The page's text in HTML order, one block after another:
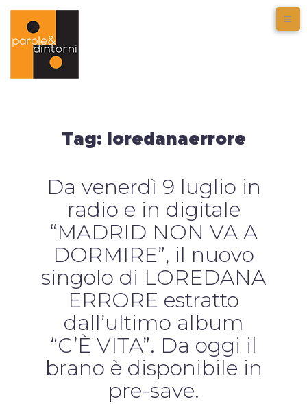
Tag: loredanaerrore
Da venerdì 9 luglio in
radio e in digitale
“MADRID NON VA A
DORMIRE”, il nuovo
singolo di LOREDANA
ERRORE estratto
dall’ultimo album
“C’È VITA”. Da oggi il
brano è disponibile in
pre-save.